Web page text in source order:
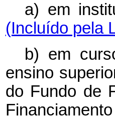
a) em
(Incluído pela
b) em
ensino
do Fundo de